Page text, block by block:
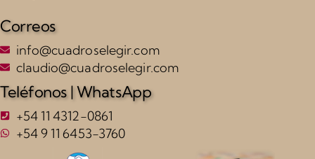
Correos
info@cuadroselegir.com
claudio@cuadroselegir.com
Teléfonos | WhatsApp
+54 11 4312-0861
+54 9 11 6453-3760